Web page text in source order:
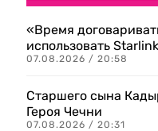
«Время
использовать
07.08.2026 / 20:58
Старшего сына
Героя Чечни
07.08.2026 / 20:31